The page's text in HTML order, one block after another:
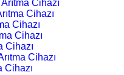
Cihazı
Cihazı
Cihazı
Cihazı
Cihazı
Cihazı
Cihazı